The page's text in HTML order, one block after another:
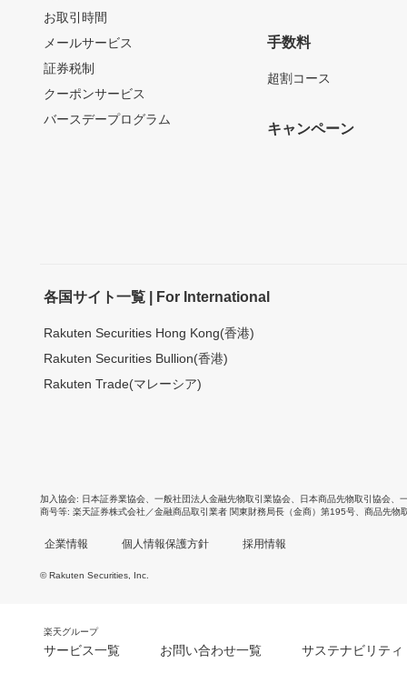
お取引時間
メールサービス
証券税制
クーポンサービス
バースデープログラム
手数料
超割コース
キャンペーン
各国サイト一覧 | For International
Rakuten Securities Hong Kong(香港)
Rakuten Securities Bullion(香港)
Rakuten Trade(マレーシア)
加入協会 日本証券業協会 一般社団法人金融先物取引業協会 日本商品先物取引協会
商号等 楽天証券株式会社／金融商品取引業者 関東財務局長（金商）第195号、商品先物
企業情報 個人情報保護方針 採用情報
© Rakuten Securities, Inc.
楽天グループ
サービス一覧 お問い合わせ一覧 サステナビリティ